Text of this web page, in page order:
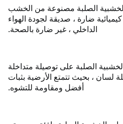
الصلبة مصنوعة من الخشب
ضارة ، صديقة لجودة الهواء
الداخلي ، غير ضارة بالصحة.
الصلبة على توصيلة متداخلة
لسان ، بحيث تتمتع الأرضية بثبات
أفضل ومقاومة للتشوه.